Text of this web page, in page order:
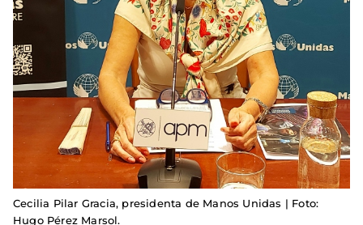
Cecilia Pilar Gracia, presidenta de Manos Unidas | Foto:
Hugo Pérez Marsol.